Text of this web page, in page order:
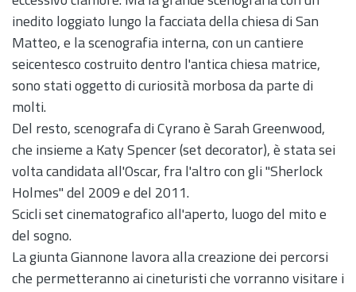
inedito loggiato lungo la facciata della chiesa di San
Matteo, e la scenografia interna, con un cantiere
seicentesco costruito dentro l'antica chiesa matrice,
sono stati oggetto di curiosità morbosa da parte di
molti.
Del resto, scenografa di Cyrano è Sarah Greenwood,
che insieme a Katy Spencer (set decorator), è stata sei
volta candidata all'Oscar, fra l'altro con gli "Sherlock
Holmes" del 2009 e del 2011.
Scicli set cinematografico all'aperto, luogo del mito e
del sogno.
La giunta Giannone lavora alla creazione dei percorsi
che permetteranno ai cineturisti che vorranno visitare i